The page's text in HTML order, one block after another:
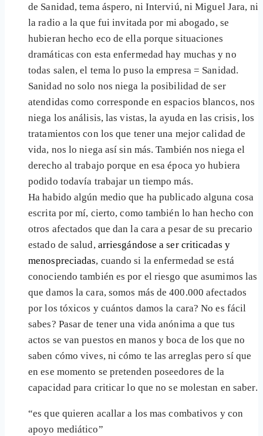
de Sanidad, tema áspero, ni Interviú, ni Miguel Jara, ni
la radio a la que fui invitada por mi abogado, se
hubieran hecho eco de ella porque situaciones
dramáticas con esta enfermedad hay muchas y no
todas salen, el tema lo puso la empresa = Sanidad.
Sanidad no solo nos niega la posibilidad de ser
atendidas como corresponde en espacios blancos, nos
niega los análisis, las vistas, la ayuda en las crisis, los
tratamientos con los que tener una mejor calidad de
vida, nos lo niega así sin más. También nos niega el
derecho al trabajo porque en esa época yo hubiera
podido todavía trabajar un tiempo más.
Ha habido algún medio que ha publicado alguna cosa
escrita por mí, cierto, como también lo han hecho con
otros afectados que dan la cara a pesar de su precario
estado de salud, arriesgándose a ser criticadas y
menospreciadas, cuando si la enfermedad se está
conociendo también es por el riesgo que asumimos las
que damos la cara, somos más de 400.000 afectados
por los tóxicos y cuántos damos la cara? No es fácil
sabes? Pasar de tener una vida anónima a que tus
actos se van puestos en manos y boca de los que no
saben cómo vives, ni cómo te las arreglas pero sí que
en ese momento se pretenden poseedores de la
capacidad para criticar lo que no se molestan en saber.
“es que quieren acallar a los mas combativos y con
apoyo mediático”